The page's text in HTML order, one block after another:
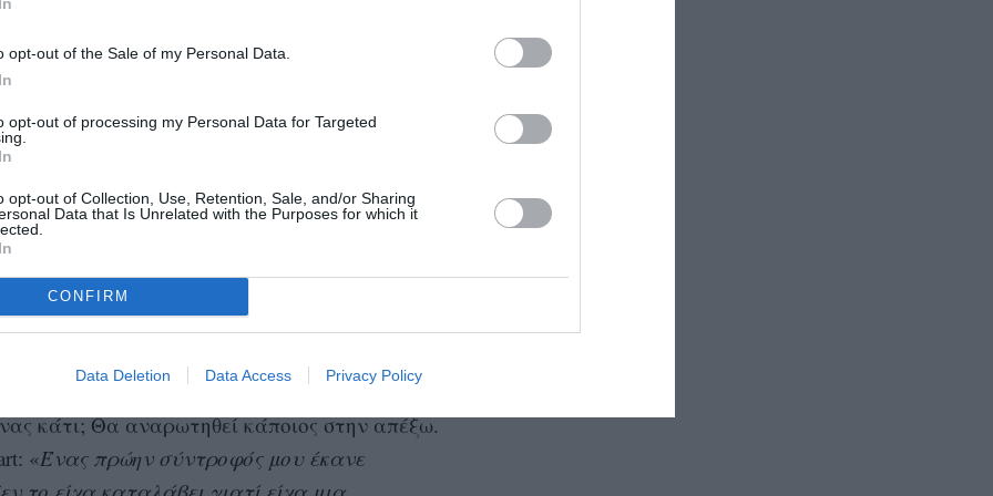
opt-out of the Sale of my Personal Data.
opt-out of processing my Personal Data for Targeted
opt-out of Collection, Use, Retention, Sale, and/or Sharing
Data that Is Unrelated with the Purposes for which it
CONFIRM
Data Deletion Data Access Privacy Policy
– εξαιτίας της δουλειάς του, όπως
Μέχρι που μια μέρα, ενδεχομένως
της στέλνει τα χαρτιά του διαζυγίου.
απιστίας είναι γιατί όλες οι γυναίκες
συναισθηματικάστη σχέση και,
υπάρχουν και
αισθάνονται προδομένα
τους. Ίσως μάλιστα η μία ή και οι δύο
από τον απατεώνα σύντροφο και
έχει να αντιμετωπίσει και την ανέχεια.
κάτι; Θα αναρωτηθεί κάποιος στην απέξω.
«Ένας πρώην σύντροφός μου έκανε